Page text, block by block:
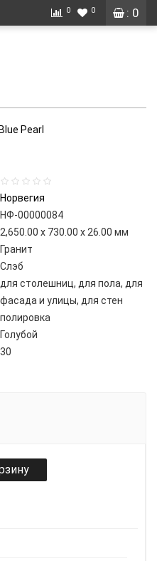
: 0
0 0
Норвегия
НФ-00000084
2,650.00 x 730.00 x 26.00 мм
Гранит
Слэб
для столешниц, для пола, для
фасада и улицы, для стен
полировка
Голубой
30